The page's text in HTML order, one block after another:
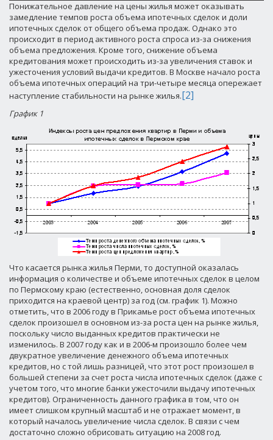
Понижательное давление на цены жилья может оказывать
замедление темпов роста объема ипотечных сделок и доли
ипотечных сделок от общего объема продаж. Однако это
происходит в период активного роста спроса из-за снижения
объема предложения. Кроме того, снижение объема
кредитования может происходить из-за увеличения ставок и
ужесточения условий выдачи кредитов. В Москве начало роста
объема ипотечных операций на три-четыре месяца опережает
наступление стабильности на рынке жилья.[2]
График 1
Что касается рынка жилья Перми, то доступной оказалась
информация о количестве и объеме ипотечных сделок в целом
по Пермскому краю (естественно, основная доля сделок
приходится на краевой центр) за год (см. график 1). Можно
отметить, что в 2006 году в Прикамье рост объема ипотечных
сделок произошел в основном из-за роста цен на рынке жилья,
поскольку число выданных кредитов практически не
изменилось. В 2007 году как и в 2006-м произошло более чем
двукратное увеличение денежного объема ипотечных
кредитов, но с той лишь разницей, что этот рост произошел в
большей степени за счет роста числа ипотечных сделок (даже с
учетом того, что многие банки ужесточили выдачу ипотечных
кредитов). Ограниченность данного графика в том, что он
имеет слишком крупный масштаб и не отражает момент, в
который началось увеличение числа сделок. В связи с чем
достаточно сложно обрисовать ситуацию на 2008 год.